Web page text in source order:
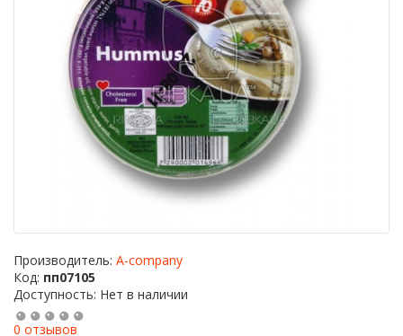
Производитель: A-company
Код: пп07105
Доступность: Нет в наличии
0 отзывов